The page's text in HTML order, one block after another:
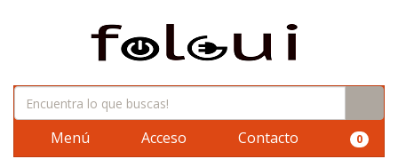
Menú Acceso Contacto 0